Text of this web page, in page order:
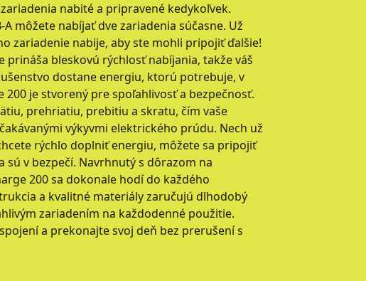
nabité a pripravené kedykoľvek.
A môžete nabíjať dve zariadenia súčasne. Už
zariadenie nabije, aby ste mohli pripojiť ďalšie!
prináša bleskovú rýchlosť nabíjania, takže váš
dostane energiu, ktorú potrebuje, v
200 je stvorený pre spoľahlivosť a bezpečnosť.
prehriatiu, prebitiu a skratu, čím vaše
výkyvmi elektrického prúdu. Nech už
rýchlo doplniť energiu, môžete sa pripojiť
sú v bezpečí. Navrhnutý s dôrazom na
200 sa dokonale hodí do každého
a kvalitné materiály zaručujú dlhodobý
zariadením na každodenné použitie.
a prekonajte svoj deň bez prerušení s